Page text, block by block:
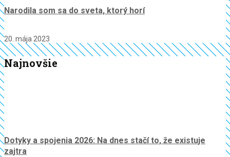
Narodila som sa do sveta, ktorý horí
20. mája 2023
Najnovšie
Dotyky a spojenia 2026: Na dnes stačí to, že existuje
zajtra